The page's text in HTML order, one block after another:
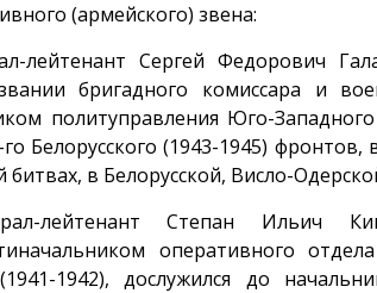
(армейского) звена:
лейтенант Сергей Федорович
бригадного комиссара и
политуправления Юго-
Белорусского (1943-1945)
битвах, в Белорусской, Висло-
лейтенант Степан Ильич
оперативного
1942), дослужился до